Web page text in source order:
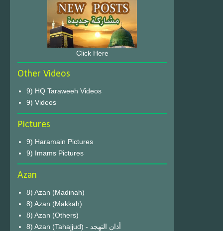
Click Here
Other Videos
9) HQ Taraweeh Videos
9) Videos
Pictures
9) Haramain Pictures
9) Imams Pictures
Azan
8) Azan (Madinah)
8) Azan (Makkah)
8) Azan (Others)
8) Azan (Tahajjud) - أذان التهجد